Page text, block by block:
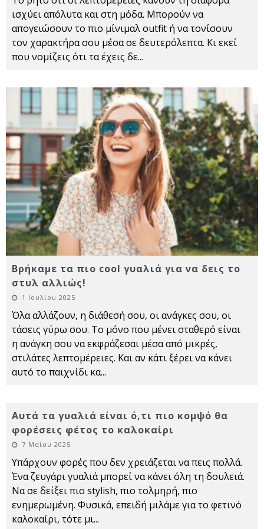
ισχύει απόλυτα και στη μόδα. Μπορούν να
απογειώσουν το πιο μίνιμαλ outfit ή να τονίσουν
τον χαρακτήρα σου μέσα σε δευτερόλεπτα. Κι εκεί
που νομίζεις ότι τα έχεις δε...
Βρήκαμε τα πιο cool γυαλιά για να δεις το
στυλ αλλιώς!
1 Ιουλίου 2025
Όλα αλλάζουν, η διάθεσή σου, οι ανάγκες σου, οι
τάσεις γύρω σου. Το μόνο που μένει σταθερό είναι
η ανάγκη σου να εκφράζεσαι μέσα από μικρές,
στιλάτες λεπτομέρειες. Και αν κάτι ξέρει να κάνει
αυτό το παιχνίδι κα...
Αυτά τα γυαλιά είναι ό,τι πιο κομψό θα
φορέσεις φέτος το καλοκαίρι
7 Μαΐου 2025
Υπάρχουν φορές που δεν χρειάζεται να πεις πολλά.
Ένα ζευγάρι γυαλιά μπορεί να κάνει όλη τη δουλειά.
Να σε δείξει πιο stylish, πιο τολμηρή, πιο
ενημερωμένη. Φυσικά, επειδή μιλάμε για το φετινό
καλοκαίρι, τότε μι...